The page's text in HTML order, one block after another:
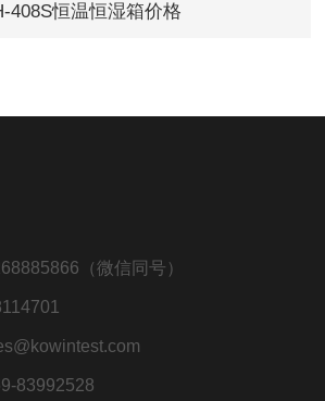
408S恒温恒湿箱价格
（微信同号）
83992528